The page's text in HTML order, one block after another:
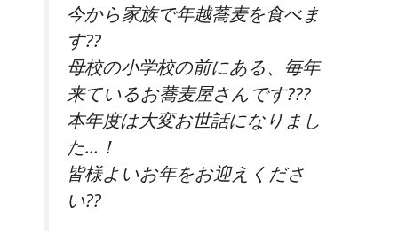
今から家族で年越蕎麦を食べま
す??
母校の小学校の前にある、毎年
来ているお蕎麦屋さんです???
本年度は大変お世話になりまし
た…！
皆様よいお年をお迎えくださ
い??